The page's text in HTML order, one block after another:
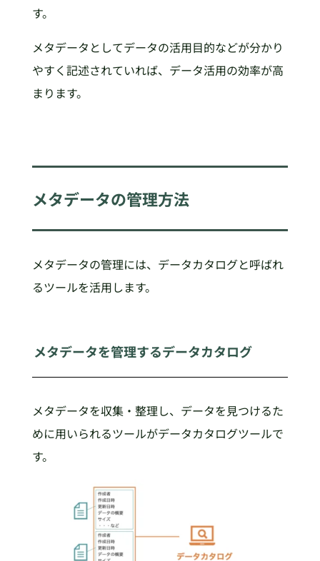
す。
メタデータとしてデータの活用目的などが分かり
やすく記述されていれば、データ活用の効率が高
まります。
メタデータの管理方法
メタデータの管理には、データカタログと呼ばれ
るツールを活用します。
メタデータを管理するデータカタログ
メタデータを収集・整理し、データを見つけるた
めに用いられるツールがデータカタログツールで
す。